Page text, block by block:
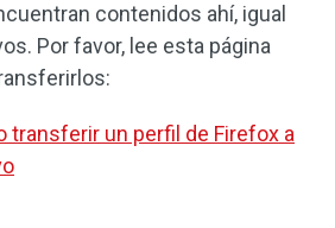
contenidos ahí, igual
Por favor, lee esta página
transferir un perfil de Firefox a